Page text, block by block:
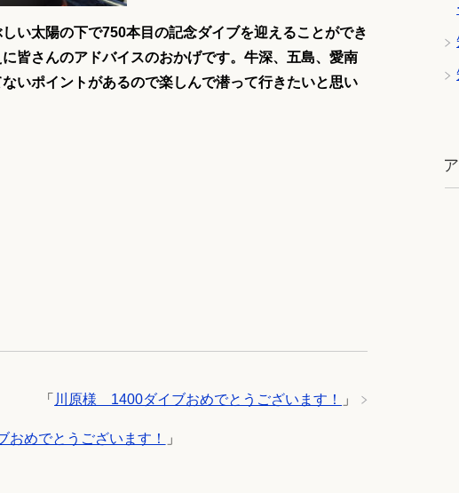
しい太陽の下で750本目の記念ダイブを迎えることができ
皆さんのアドバイスのおかげです。牛深、五島、愛南
いポイントがあるので楽しんで潜って行きたいと思い
「 川原様 1400ダイブおめでとうございます！ 」
めでとうございます！ 」
ツ